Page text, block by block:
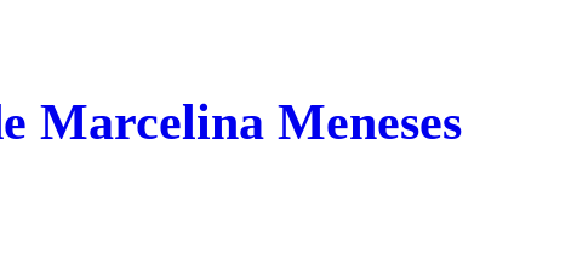
Marcelina Meneses